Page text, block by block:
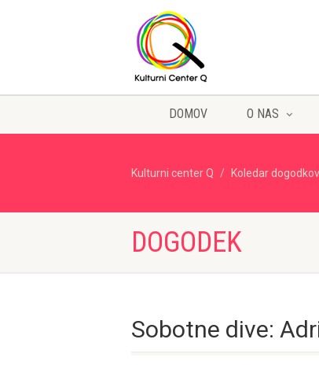
DOMOV O NAS
Kulturni center Q Koledar dogodkov
DOGODEK
Sobotne dive: